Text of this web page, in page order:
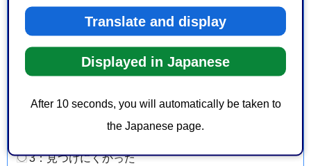
Translate and display
Displayed in Japanese
After 10 seconds, you will automatically be taken to
the Japanese page.
見をお聞かせください
このページの情報は役に立ちましたか？
1：役に立った
2：ふつう
3：見つけにくかった